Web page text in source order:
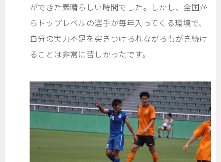
ができた素晴らしい時間でした。しかし、全国か
らトップレベルの選手が毎年入ってくる環境で、
自分の実力不足を突きつけられながらもがき続け
ることは非常に苦しかったです。